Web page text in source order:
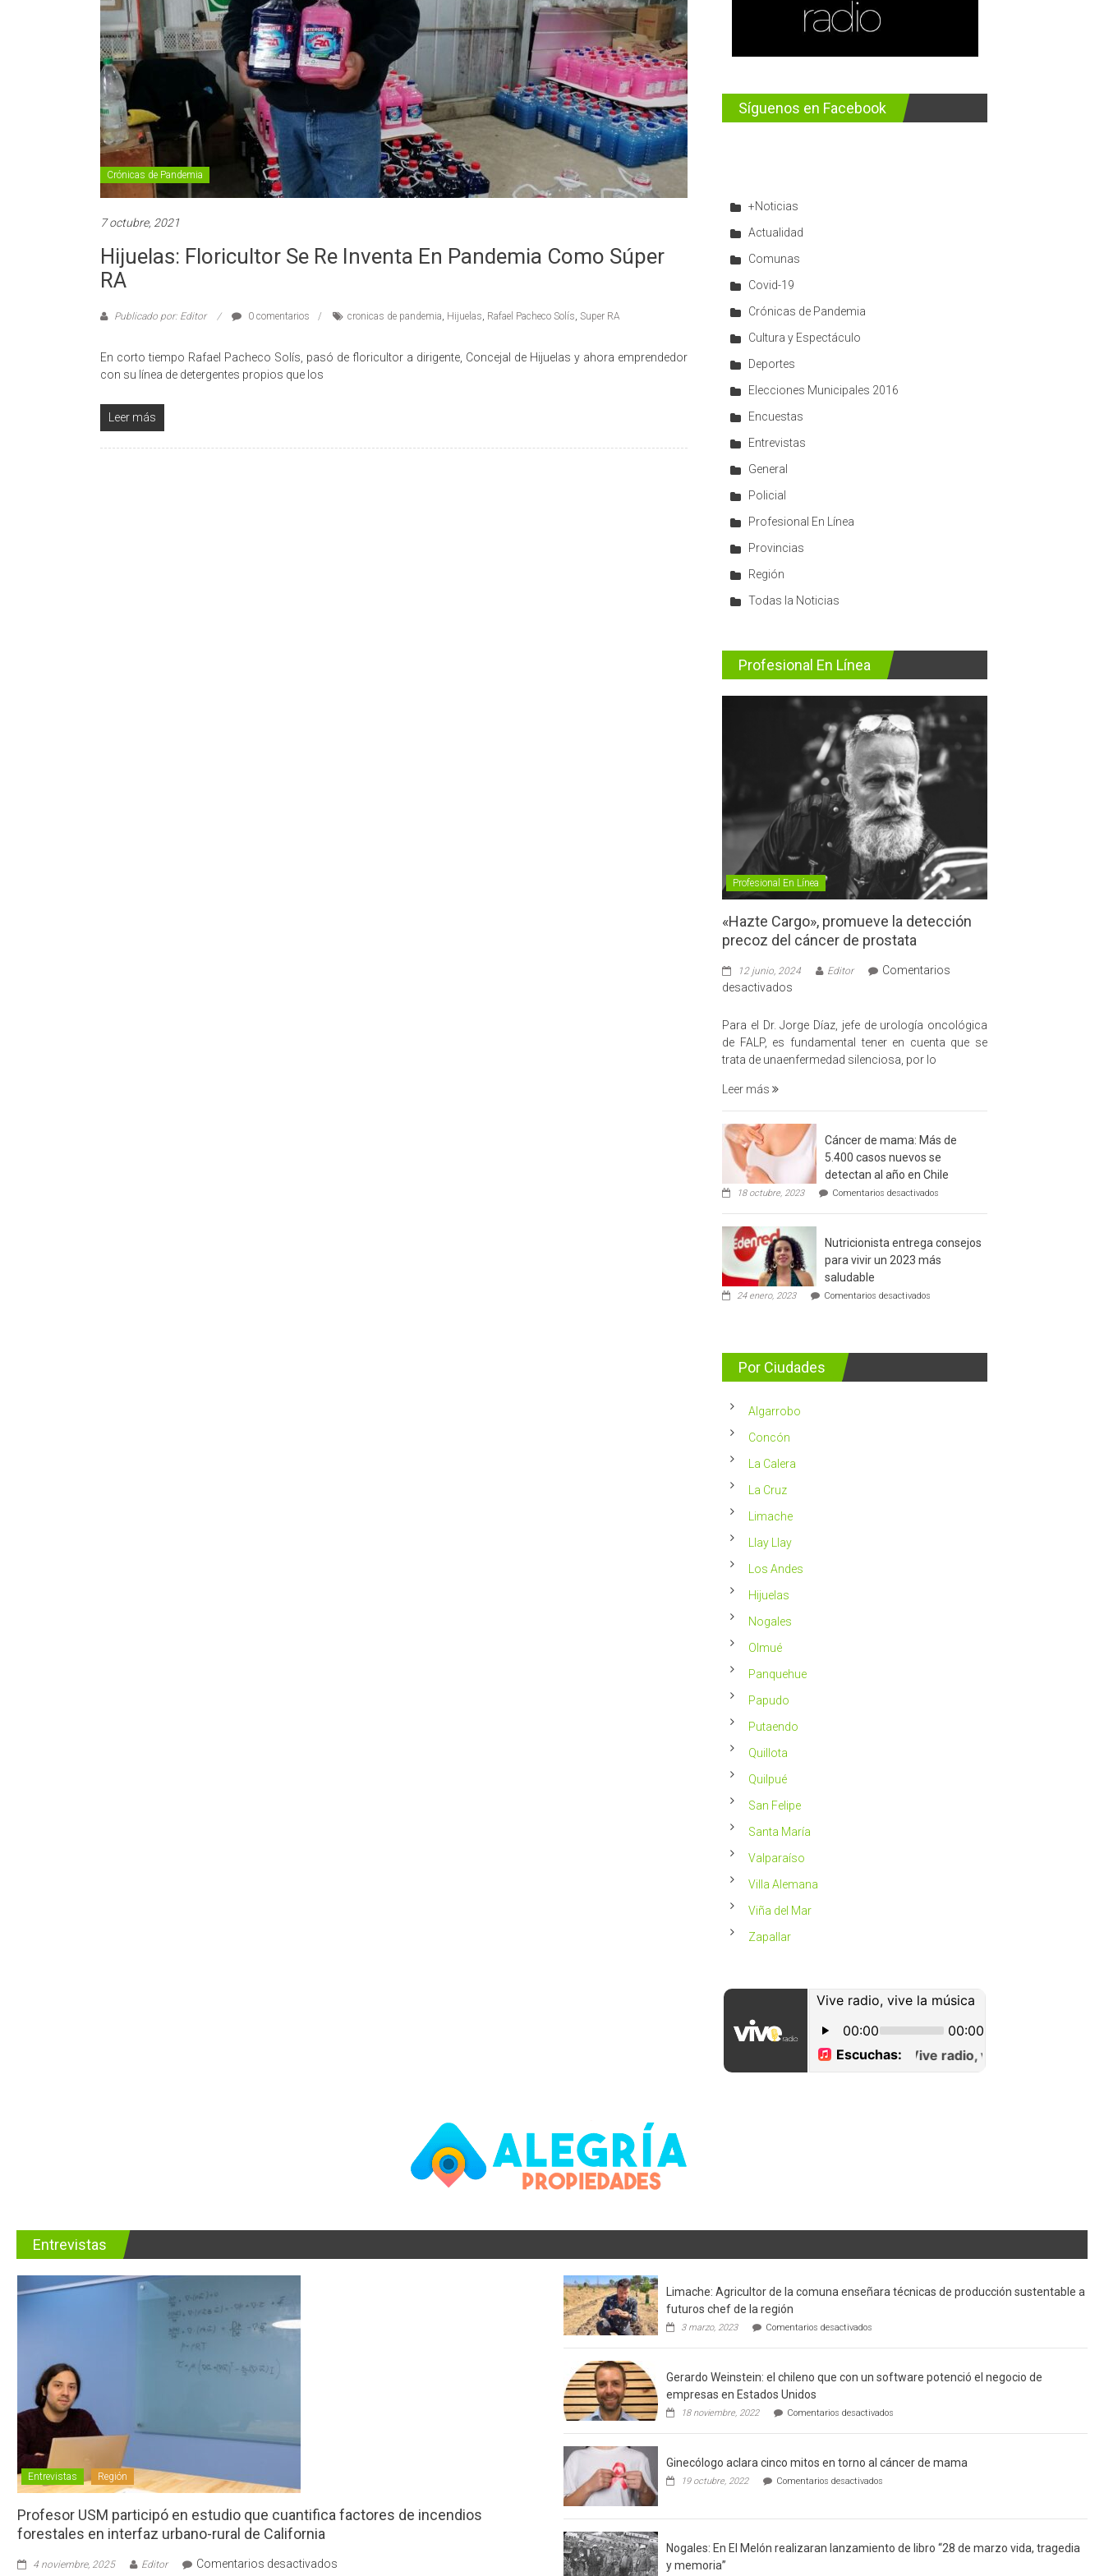
Crónicas de Pandemia
7 octubre, 2021
Hijuelas: Floricultor Se Re Inventa En Pandemia Como Súper
RA
Publicado por: Editor 0 comentarios cronicas de pandemia, Hijuelas, Rafael Pacheco Solís, Super RA
En corto tiempo Rafael Pacheco Solís, pasó de floricultor a dirigente, Concejal de Hijuelas y ahora emprendedor
con su línea de detergentes propios que los
Leer más
Síguenos en Facebook
+Noticias
Actualidad
Comunas
Covid-19
Crónicas de Pandemia
Cultura y Espectáculo
Deportes
Elecciones Municipales 2016
Encuestas
Entrevistas
General
Policial
Profesional En Línea
Provincias
Región
Todas la Noticias
Profesional En Línea
Profesional En Línea
«Hazte Cargo», promueve la detección
precoz del cáncer de prostata
12 junio, 2024 Editor
Comentarios
desactivados
Cargo»,
promueve
la
del
cáncer
de
prostata
Para el Dr. Jorge Díaz, jefe de urología oncológica
de FALP, es fundamental tener en cuenta que se
trata de unaenfermedad silenciosa, por lo
Leer más
Cáncer de mama: Más de
5.400 casos nuevos se
detectan al año en Chile
18 octubre, 2023 Comentarios desactivados
de
Más
Nutricionista entrega consejos
para vivir un 2023 más
saludable
24 enero, 2023 Comentarios desactivados
2023
Por Ciudades
Algarrobo
Concón
La Calera
La Cruz
Limache
Llay Llay
Los Andes
Hijuelas
Nogales
Olmué
Panquehue
Papudo
Putaendo
Quillota
Quilpué
San Felipe
Santa María
Valparaíso
Villa Alemana
Viña del Mar
Zapallar
Entrevistas
Entrevistas Región
Profesor USM participó en estudio que cuantifica factores de incendios
forestales en interfaz urbano-rural de California
4 noviembre, 2025 Editor Comentarios desactivadosen
Limache: Agricultor de la comuna enseñara técnicas de producción sustentable a
futuros chef de la región
3 marzo, 2023 Comentarios desactivadosen
Agricultor
la
técnicas
a
futuros
la
Gerardo Weinstein: el chileno que con un software potenció el negocio de
empresas en Estados Unidos
18 noviembre, 2022 Comentarios desactivadosen
Weinstein:
chileno
negocio
Ginecólogo aclara cinco mitos en torno al cáncer de mama
19 octubre, 2022 Comentarios desactivadosen
cinco
en
Nogales: En El Melón realizaran lanzamiento de libro “28 de marzo vida, tragedia
y memoria”